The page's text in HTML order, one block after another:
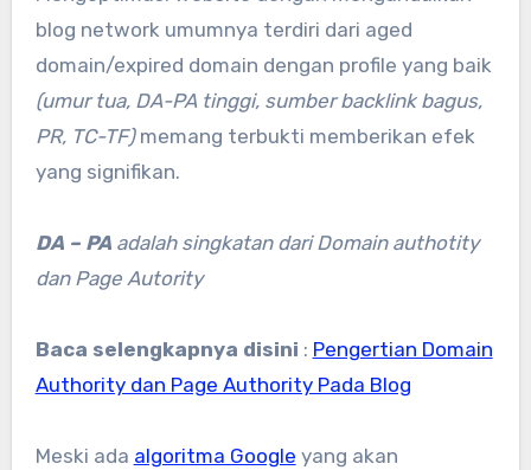
blog network umumnya terdiri dari aged
domain/expired domain dengan profile yang baik
(umur tua, DA-PA tinggi, sumber backlink bagus,
PR, TC-TF)memang terbukti memberikan efek
yang signifikan.
DA – PA adalah singkatan dari Domain authotity
dan Page Autority
Baca selengkapnya disini : Pengertian Domain
Authority dan Page Authority Pada Blog
Meski ada algoritma Google yang akan